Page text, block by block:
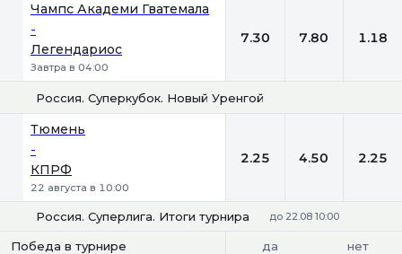
Чампс Академи Гватемала
-
Легендариос
Завтра в 04:00
7.30 7.80 1.18
Россия. Суперкубок. Новый Уренгой
Тюмень
-
КПРФ
22 августа в 10:00
2.25 4.50 2.25
Россия. Суперлига. Итоги турнира до 22.08 10:00
Победа в турнире да нет